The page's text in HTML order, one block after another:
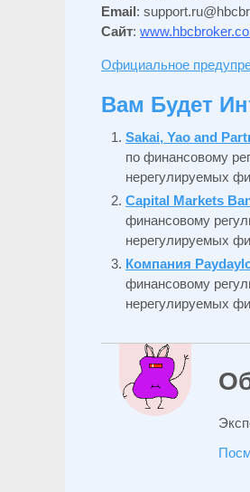
Email:
Сайт:
Официальное
Вам Будет
Sakai, Yao and
по финансовому
нерегулируемых
Capital Markets
финансовому
нерегулируемых
Компания
финансовому
нерегулируемых